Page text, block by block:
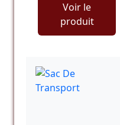
Voir le
produit